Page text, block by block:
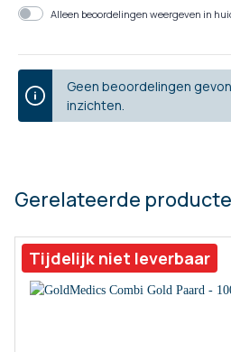
Alleen beoordelingen weergeven in
Geen beoordelingen
inzichten.
Gerelateerde
Tijdelijk niet leverbaar